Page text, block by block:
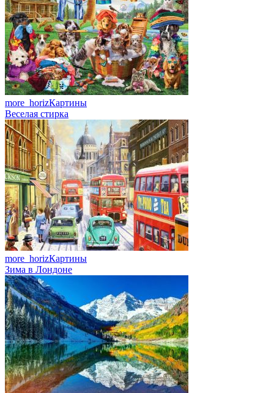
more_horizКартины
Веселая стирка
more_horizКартины
Зима в Лондоне